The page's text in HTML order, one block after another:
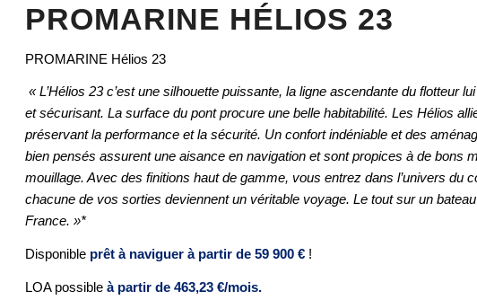
PROMARINE HÉLIOS 23
PROMARINE Hélios 23
« L’Hélios 23 c’est une silhouette puissante, la ligne ascendante du flotteur
et sécurisant. La surface du pont procure une belle habitabilité. Les Hélios
préservant la performance et la sécurité. Un confort indéniable et des
bien pensés assurent une aisance en navigation et sont propices à de bons
mouillage. Avec des finitions haut de gamme, vous entrez dans l’univers du
chacune de vos sorties deviennent un véritable voyage. Le tout sur un
France. »*
Disponible prêt à naviguer à partir de 59 900 € !
LOA possibleà partir de 463,23 €/mois.